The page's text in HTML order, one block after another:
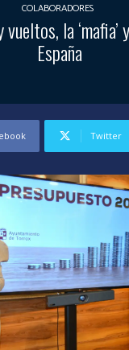
COLABORADORES
la ‘mafia’
España
Twitter